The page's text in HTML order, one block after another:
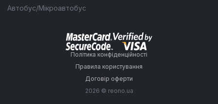
Автобус/Мікроавтобус
Політика конфіденційності
Правила користування
Договір оферти
2026 © reono.ua